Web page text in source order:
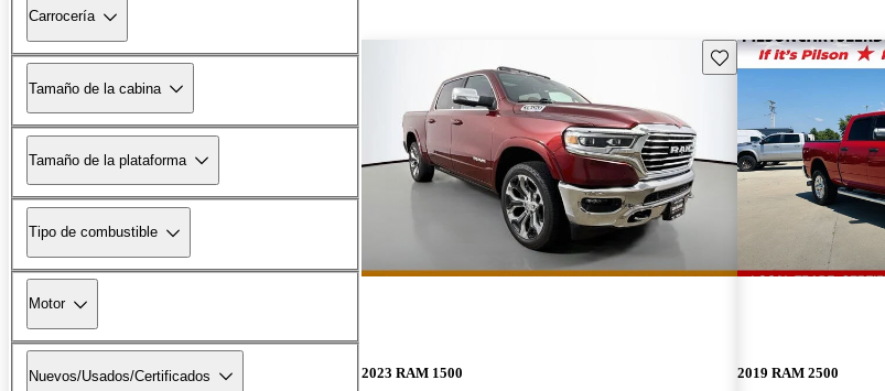
Carrocería
Tamaño de la cabina
Tamaño de la plataforma
Tipo de combustible
Motor
Nuevos/Usados/Certificados
Guarda este Aviso
2023 RAM 1500 2019 RAM 2500